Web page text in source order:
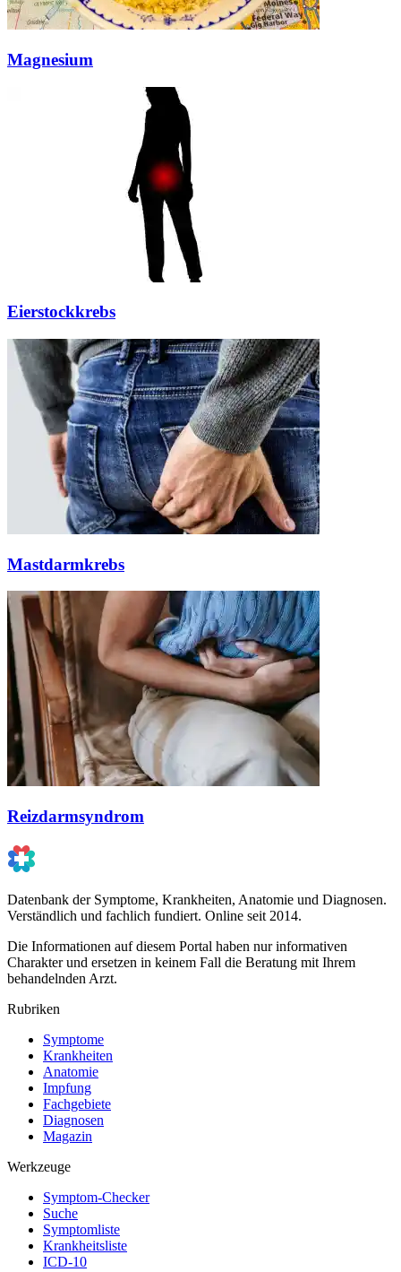
Magnesium
Eierstockkrebs
Mastdarmkrebs
Reizdarmsyndrom
Datenbank der Symptome, Krankheiten, Anatomie und Diagnosen.
Verständlich und fachlich fundiert. Online seit 2014.
Die Informationen auf diesem Portal haben nur informativen
Charakter und ersetzen in keinem Fall die Beratung mit Ihrem
behandelnden Arzt.
Rubriken
Symptome
Krankheiten
Anatomie
Impfung
Fachgebiete
Diagnosen
Magazin
Werkzeuge
Symptom-Checker
Suche
Symptomliste
Krankheitsliste
ICD-10